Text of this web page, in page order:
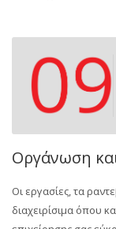
Οργάνωση
Οι εργασίες, τα
διαχειρίσιμα όπου